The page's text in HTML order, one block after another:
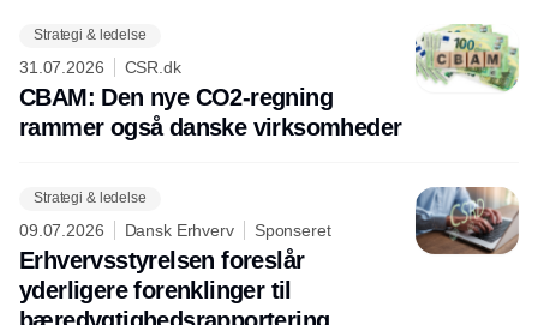
Strategi & ledelse
31.07.2026 CSR.dk
CBAM: Den nye CO2-regning
rammer også danske virksomheder
Strategi & ledelse
09.07.2026 Dansk Erhverv Sponseret
Erhvervsstyrelsen foreslår
yderligere forenklinger til